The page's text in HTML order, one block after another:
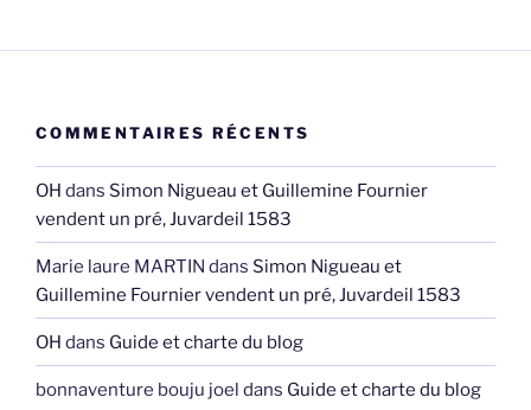
COMMENTAIRES RÉCENTS
OH dans Simon Nigueau et Guillemine Fournier
vendent un pré, Juvardeil 1583
Marie laure MARTIN dans Simon Nigueau et
Guillemine Fournier vendent un pré, Juvardeil 1583
OH dans Guide et charte du blog
bonnaventure bouju joel dans Guide et charte du blog